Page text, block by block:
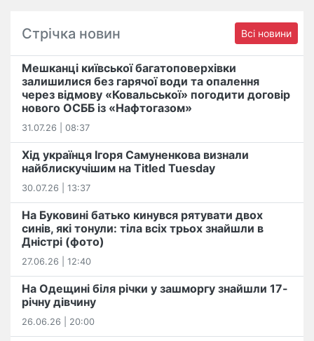
Стрічка новин Всі новини
Мешканці київської багатоповерхівки
залишилися без гарячої води та опалення
через відмову «Ковальської» погодити договір
нового ОСББ із «Нафтогазом»
31.07.26 | 08:37
Хід українця Ігоря Самуненкова визнали
найблискучішим на Titled Tuesday
30.07.26 | 13:37
На Буковині батько кинувся рятувати двох
синів, які тонули: тіла всіх трьох знайшли в
Дністрі (фото)
27.06.26 | 12:40
На Одещині біля річки у зашморгу знайшли 17-
річну дівчину
26.06.26 | 20:00